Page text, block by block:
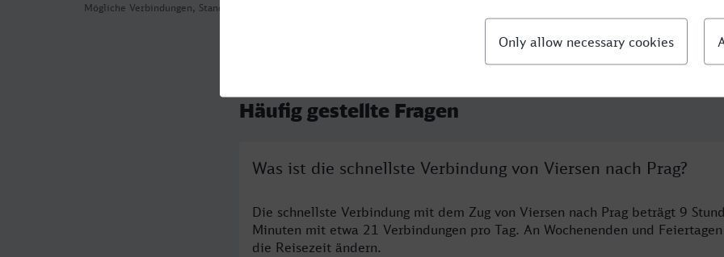
Mögliche Verbindungen, Stand: 2026-08-04 09:28
Häufig gestellte Fragen
Was ist die schnellste Verbindung von Viersen nach Prag?
Die schnellste Verbindung mit dem Zug von Viersen nach Prag beträgt 9
Minuten mit etwa 21 Verbindungen pro Tag. An Wochenenden und
die Reisezeit ändern.